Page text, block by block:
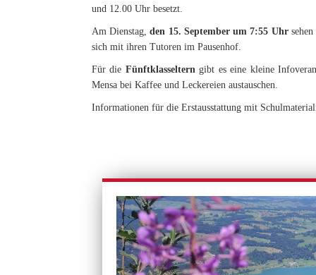
und 12.00 Uhr besetzt.
Am Dienstag,den 15. September um 7:55 Uhrsehen
sich mit ihren Tutoren im Pausenhof.
Für die Fünftklasselterngibt es eine kleine
Mensa bei Kaffee und Leckereien austauschen.
Informationen für die Erstausstattung mit